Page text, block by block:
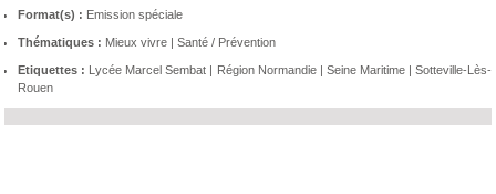
Format(s) : Emission spéciale
Thématiques : Mieux vivre | Santé / Prévention
Etiquettes : Lycée Marcel Sembat | Région Normandie| Seine Maritime|Sotteville-Lès-
Rouen